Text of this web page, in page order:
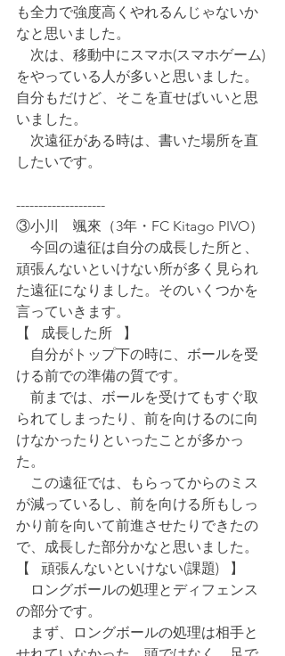
も全力で強度高くやれるんじゃないか
なと思いました。
次は、移動中にスマホ(スマホゲーム)
をやっている人が多いと思いました。
自分もだけど、そこを直せばいいと思
いました。
次遠征がある時は、書いた場所を直
したいです。
--------------------
③小川　颯來（3年・FC Kitago PIVO）
今回の遠征は自分の成長した所と、
頑張んないといけない所が多く見られ
た遠征になりました。そのいくつかを
言っていきます。
【⠀成長した所⠀】
自分がトップ下の時に、ボールを受
ける前での準備の質です。
前までは、ボールを受けてもすぐ取
られてしまったり、前を向けるのに向
けなかったりといったことが多かっ
た。
この遠征では、もらってからのミス
が減っているし、前を向ける所もしっ
かり前を向いて前進させたりできたの
で、成長した部分かなと思いました。
【⠀頑張んないといけない(課題)⠀】
ロングボールの処理とディフェンス
の部分です。⠀
まず、ロングボールの処理は相手と